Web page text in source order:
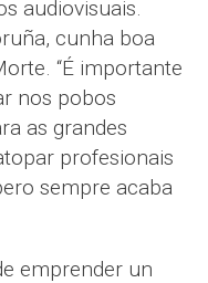
audiovisuais.
cunha boa
“É importante
nos pobos
as grandes
profesionais
sempre acaba
emprender un